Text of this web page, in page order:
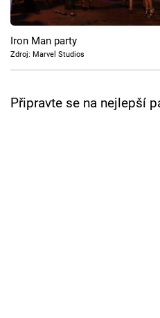
Cool Esport
Pořady
Iron Man party
Zdroj: Marvel Studios
Připravte se na nejlepší